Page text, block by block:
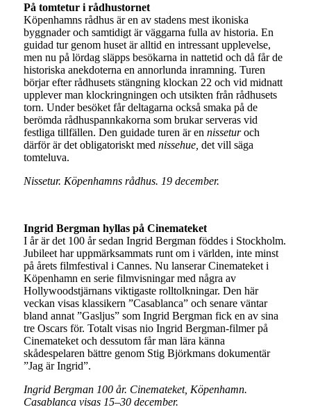
På tomtetur i rådhustornet
Köpenhamns rådhus är en av stadens mest ikoniska
byggnader och samtidigt är väggarna fulla av historia. En
guidad tur genom huset är alltid en intressant upplevelse,
men nu på lördag släpps besökarna in nattetid och då får de
historiska anekdoterna en annorlunda inramning. Turen
börjar efter rådhusets stängning klockan 22 och vid midnatt
upplever man klockringningen och utsikten från rådhusets
torn. Under besöket får deltagarna också smaka på de
berömda rådhuspannkakorna som brukar serveras vid
festliga tillfällen. Den guidade turen är en nisseturoch
därför är det obligatoriskt med nissehue, det vill säga
tomteluva.
Nissetur. Köpenhamns rådhus. 19 december.
Ingrid Bergman hyllas på Cinemateket
I år är det 100 år sedan Ingrid Bergman föddes i Stockholm.
Jubileet har uppmärksammats runt om i världen, inte minst
på årets filmfestival i Cannes. Nu lanserar Cinemateket i
Köpenhamn en serie filmvisningar med några av
Hollywoodstjärnans viktigaste rolltolkningar. Den här
veckan visas klassikern ”Casablanca” och senare väntar
bland annat ”Gasljus” som Ingrid Bergman fick en av sina
tre Oscars för. Totalt visas nio Ingrid Bergman-filmer på
Cinemateket och dessutom får man lära känna
skådespelaren bättre genom Stig Björkmans dokumentär
”Jag är Ingrid”.
Ingrid Bergman 100 år. Cinemateket, Köpenhamn.
Casablanca visas 15–30 december.